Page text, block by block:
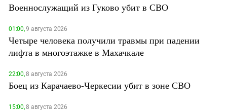
Военнослужащий из Гуково убит в СВО
01:00,9 августа 2026
Четыре человека получили травмы при падении
лифта в многоэтажке в Махачкале
22:00,8 августа 2026
Боец из Карачаево-Черкесии убит в зоне СВО
15:00,8 августа 2026